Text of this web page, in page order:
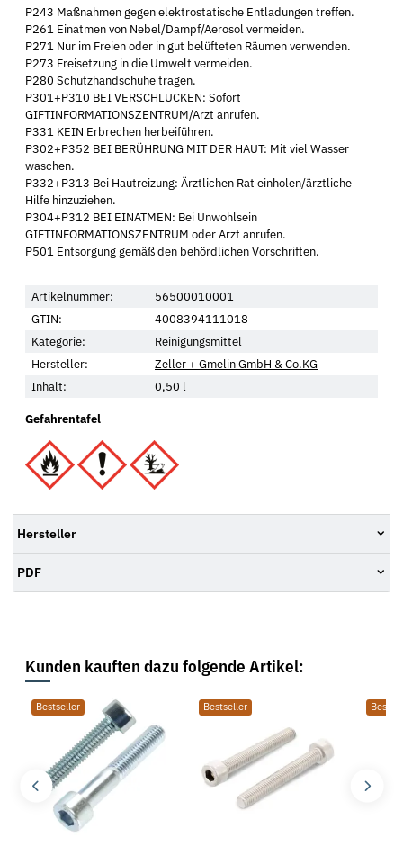
P243 Maßnahmen gegen elektrostatische Entladungen treffen.
P261 Einatmen von Nebel/Dampf/Aerosol vermeiden.
P271 Nur im Freien oder in gut belüfteten Räumen verwenden.
P273 Freisetzung in die Umwelt vermeiden.
P280 Schutzhandschuhe tragen.
P301+P310 BEI VERSCHLUCKEN: Sofort
GIFTINFORMATIONSZENTRUM/Arzt anrufen.
P331 KEIN Erbrechen herbeiführen.
P302+P352 BEI BERÜHRUNG MIT DER HAUT: Mit viel Wasser
waschen.
P332+P313 Bei Hautreizung: Ärztlichen Rat einholen/ärztliche
Hilfe hinzuziehen.
P304+P312 BEI EINATMEN: Bei Unwohlsein
GIFTINFORMATIONSZENTRUM oder Arzt anrufen.
P501 Entsorgung gemäß den behördlichen Vorschriften.
Artikelnummer:
56500010001
GTIN:
4008394111018
Kategorie:
Reinigungsmittel
Hersteller:
Zeller + Gmelin GmbH & Co.KG
Inhalt:
0,50 l
Gefahrentafel
Hersteller
PDF
Kunden kauften dazu folgende Artikel:
Bestseller Bestseller